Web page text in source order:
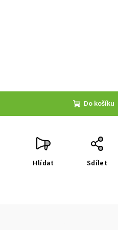
Do košíku
Hlídat Sdílet